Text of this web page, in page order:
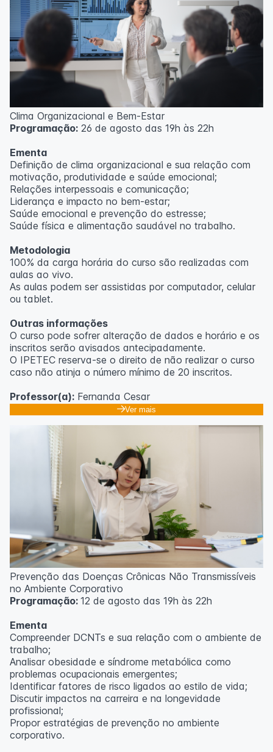
Clima Organizacional e Bem-Estar
Programação: 26 de agosto das 19h às 22h
Ementa
Definição de clima organizacional e sua relação com
motivação, produtividade e saúde emocional;
Relações interpessoais e comunicação;
Liderança e impacto no bem-estar;
Saúde emocional e prevenção do estresse;
Saúde física e alimentação saudável no trabalho.
Metodologia
100% da carga horária do curso são realizadas com
aulas ao vivo.
As aulas podem ser assistidas por computador, celular
ou tablet.
Outras informações
O curso pode sofrer alteração de dados e horário e os
inscritos serão avisados ​​antecipadamente.
O IPETEC reserva-se o direito de não realizar o curso
caso não atinja o número mínimo de 20 inscritos.
Professor(a): Fernanda Cesar
Ver mais
Prevenção das Doenças Crônicas Não Transmissíveis
no Ambiente Corporativo
Programação: 12 de agosto das 19h às 22h
Ementa
Compreender DCNTs e sua relação com o ambiente de
trabalho;
Analisar obesidade e síndrome metabólica como
problemas ocupacionais emergentes;
Identificar fatores de risco ligados ao estilo de vida;
Discutir impactos na carreira e na longevidade
profissional;
Propor estratégias de prevenção no ambiente
corporativo.